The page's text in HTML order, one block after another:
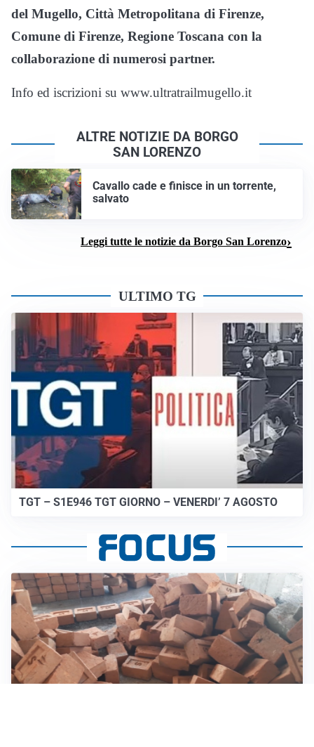
del Mugello, Città Metropolitana di Firenze,
Comune di Firenze, Regione Toscana con la
collaborazione di numerosi partner.
Info ed iscrizioni su www.ultratrailmugello.it
ALTRE NOTIZIE DA BORGO
SAN LORENZO
Cavallo cade e finisce in un torrente,
salvato
Leggi tutte le notizie da Borgo San Lorenzo
ULTIMO TG
TGT – S1E946 TGT GIORNO – VENERDI’ 7 AGOSTO